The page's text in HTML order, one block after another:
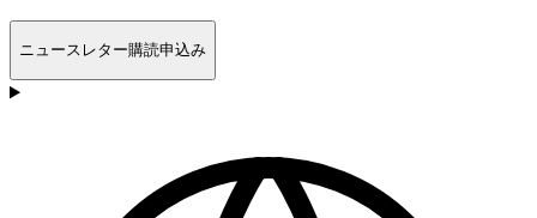
ニュースレター購読申込み